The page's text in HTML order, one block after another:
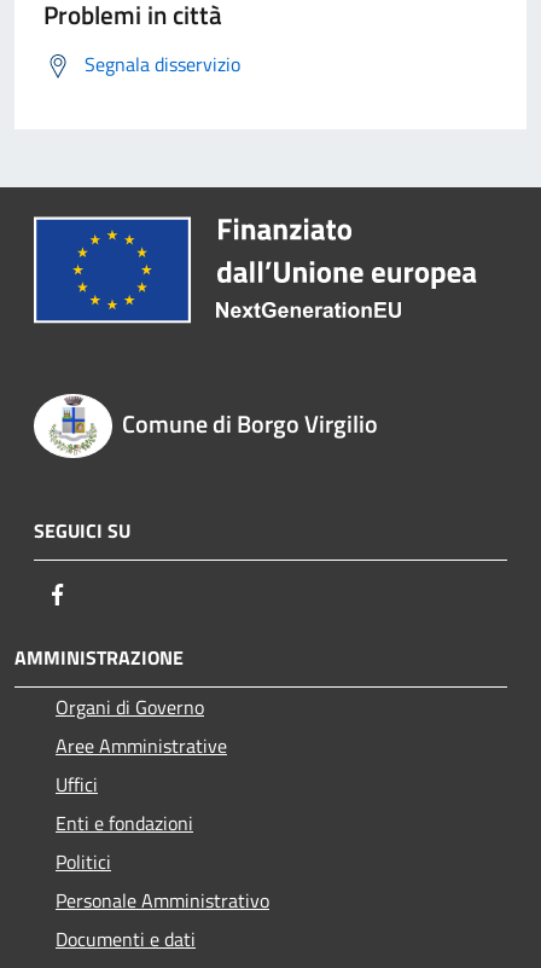
Problemi in città
Segnala disservizio
Comune di Borgo Virgilio
SEGUICI SU
AMMINISTRAZIONE
Organi di Governo
Aree Amministrative
Uffici
Enti e fondazioni
Politici
Personale Amministrativo
Documenti e dati